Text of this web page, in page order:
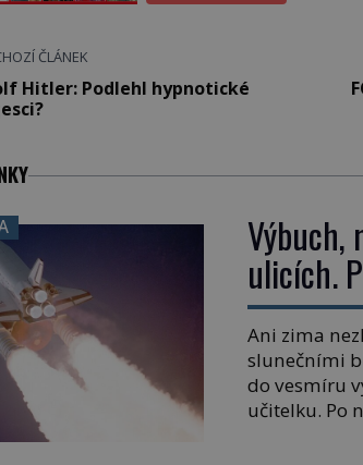
ČLÁNEK
Hitler: Podlehl hypnotické
Výbuch,
ulicích.
Ani zima
slunečními
do vesmíru
učitelku. Po